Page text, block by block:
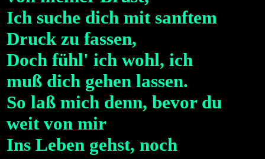
Ich suche dich mit sanftem
Druck zu fassen,
Doch fühl' ich wohl, ich
muß dich gehen lassen.
So laß mich denn, bevor du
weit von mir
Ins Leben gehst, noch